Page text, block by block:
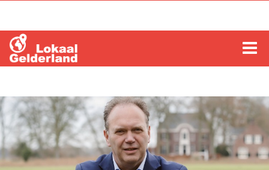
LOCHEM
ZUTPHEN